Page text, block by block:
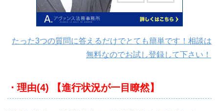
たった3つの質問に答えるだけでとても簡単です！相談は
無料なのでお試し登録して下さい！
・理由(4) 【進行状況が一目瞭然】